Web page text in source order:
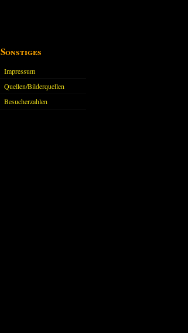
Sonstiges
Impressum
Quellen/Bilderquellen
Besucherzahlen